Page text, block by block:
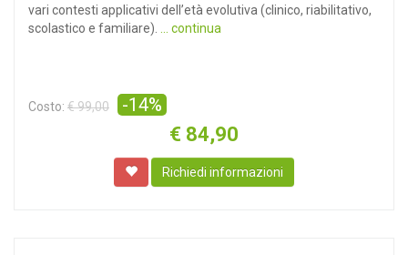
vari contesti applicativi dell’età evolutiva (clinico, riabilitativo,
scolastico e familiare).
... continua
Costo: € 99,00 -14%
€ 84,90
Richiedi informazioni